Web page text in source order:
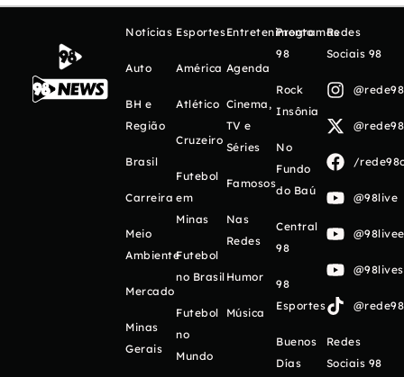
Notícias
Auto
BH e
Região
Brasil
Carreira
Meio
Ambiente
Mercado
Minas
Gerais
Esportes
América
Atlético
Cruzeiro
Futebol
em
Minas
Futebol
no Brasil
Futebol
no
Mundo
Entretenimento
Agenda
Cinema,
TV e
Séries
Famosos
Nas
Redes
Humor
Música
Programas
98
Rock
Insônia
No
Fundo
do Baú
Central
98
98
Esportes
Buenos
Días
Redes
Sociais 98
/
@98live
Redes
Sociais 98